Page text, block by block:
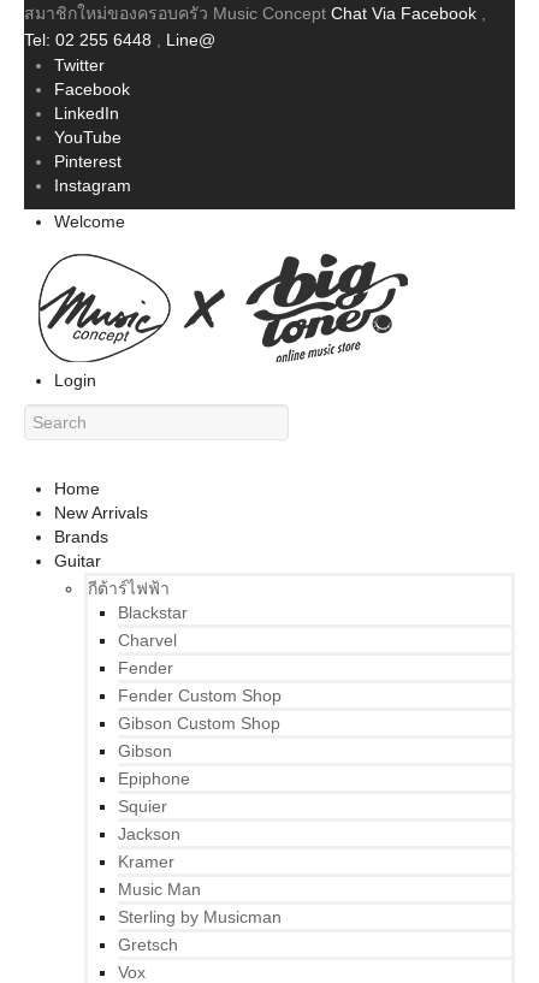
สมาชิกใหม่ของครอบครัว Music Concept Chat Via Facebook
Tel: 02 255 6448
Line@
Twitter
Facebook
LinkedIn
YouTube
Pinterest
Instagram
Welcome
Login
Home
New Arrivals
Brands
Guitar
กีต้าร์ไฟฟ้า
Blackstar
Charvel
Fender
Fender Custom Shop
Gibson Custom Shop
Gibson
Epiphone
Squier
Jackson
Kramer
Music Man
Sterling by Musicman
Gretsch
Vox